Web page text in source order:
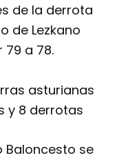
de la derrota
de Lezkano
79 a 78.
asturianas
y 8 derrotas
Baloncesto se